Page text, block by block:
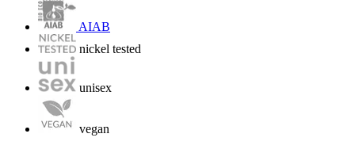
AIAB
nickel tested
unisex
vegan